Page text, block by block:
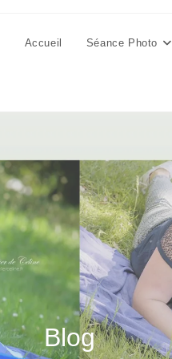
Accueil Séance Photo
Blog